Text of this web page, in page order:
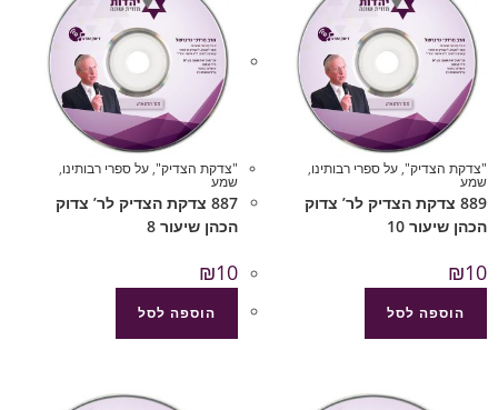
"צדקת הצדיק",על ספרי רבותינו,
שמע
889 צדקת הצדיק לר’ צדוק
הכהן שיעור 10
₪10
הוספה לסל
"צדקת הצדיק",על ספרי רבותינו,
שמע
887 צדקת הצדיק לר’ צדוק
הכהן שיעור 8
₪10
הוספה לסל